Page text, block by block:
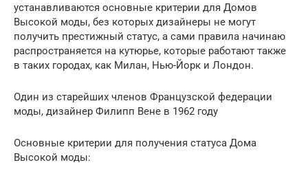
устанавливаются основные критерии для Домов
Высокой моды, без которых дизайнеры не могут
получить престижный статус, а сами правила начинаю
распространяется на кутюрье, которые работают также
в таких городах, как Милан, Нью-Йорк и Лондон.
Один из старейших членов Французской федерации
моды, дизайнер Филипп Вене в 1962 году
Основные критерии для получения статуса Дома
Высокой моды: